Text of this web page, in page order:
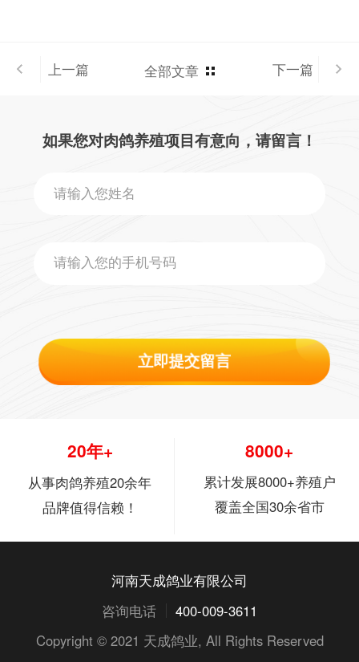
上一篇 全部文章 下一篇
如果您对肉鸽养殖项目有意向，请留言！
立即提交留言
20年+
从事肉鸽养殖20余年
品牌值得信赖！
8000+
累计发展8000+养殖户
覆盖全国30余省市
河南天成鸽业有限公司
咨询电话
400-009-3611
Copyright © 2021 天成鸽业, All Rights Reserved